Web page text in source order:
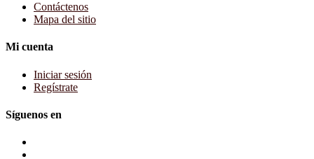
Contáctenos
Mapa del sitio
Mi cuenta
Iniciar sesión
Regístrate
Síguenos en